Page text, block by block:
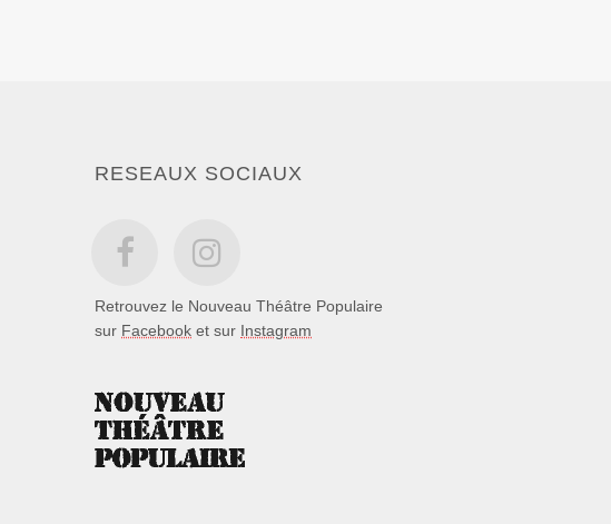
RESEAUX SOCIAUX
Retrouvez le Nouveau Théâtre Populaire
sur Facebook et sur Instagram